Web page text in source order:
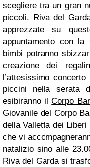
scegliere tra un gran
piccoli. Riva del
apprezzate su
appuntamento con
bimbi potranno
creazione dei
l’attesissimo
piccini nella serata
esibiranno ilCorpo
Giovanile del Corpo
della Valletta dei
che vi
natalizio sino alle
Riva del Garda si